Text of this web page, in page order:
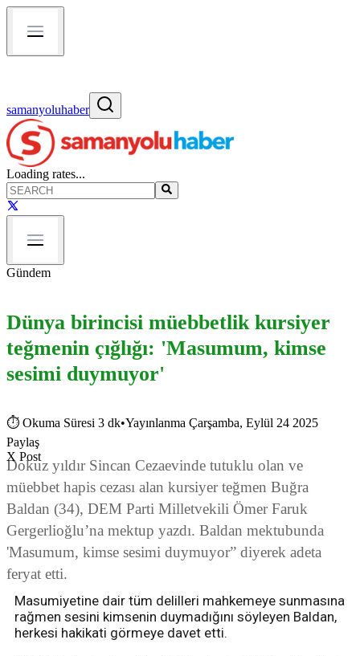
samanyoluhaber
Loading rates...
Gündem
Dünya birincisi müebbetlik kursiyer
teğmenin çığlığı: 'Masumum, kimse
sesimi duymuyor'
⏱ Okuma Süresi 3 dk•Yayınlanma Çarşamba, Eylül 24 2025
Paylaş
X Post
Dokuz yıldır Sincan Cezaevinde tutuklu olan ve
müebbet hapis cezası alan kursiyer teğmen Buğra
Baldan (34), DEM Parti Milletvekili Ömer Faruk
Gergerlioğlu’na mektup yazdı. Baldan mektubunda
'Masumum, kimse sesimi duymuyor” diyerek adeta
feryat etti.
Masumiyetine dair tüm delilleri mahkemeye sunmasına
rağmen sesini kimsenin duymadığını söyleyen Baldan,
herkesi hakikati görmeye davet etti.